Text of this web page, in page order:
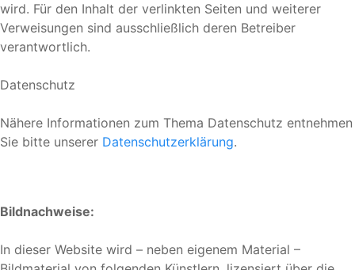
wird. Für den Inhalt der verlinkten Seiten und weiterer
Verweisungen sind ausschließlich deren Betreiber
verantwortlich.
Datenschutz
Nähere Informationen zum Thema Datenschutz entnehmen
Sie bitte unserer Datenschutzerklärung.
Bildnachweise:
In dieser Website wird – neben eigenem Material –